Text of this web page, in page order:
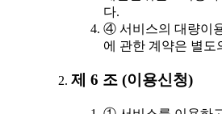
다.
④ 서비스의 대량이
에 관한 계약은 별도
제 6 조 (이용신청)